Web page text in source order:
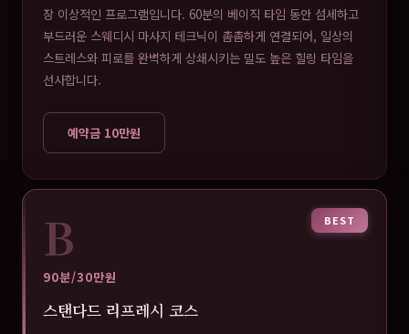
장 이상적인 프로그램입니다. 60분의 베이직 타임 동안 섬세하고
부드러운 스웨디시 마사지 테크닉이 촘촘하게 연결되어, 일상의
스트레스와 피로를 완벽하게 상쇄시키는 밀도 높은 힐링 타임을
선사합니다.
예약금 10만원
BEST
B
90분/30만원
스탠다드 리프레시 코스